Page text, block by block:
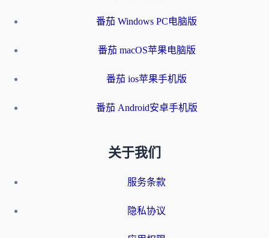
番茄 Windows PC电脑版
番茄 macOS苹果电脑版
番茄 ios苹果手机版
番茄 Android安卓手机版
关于我们
服务条款
隐私协议